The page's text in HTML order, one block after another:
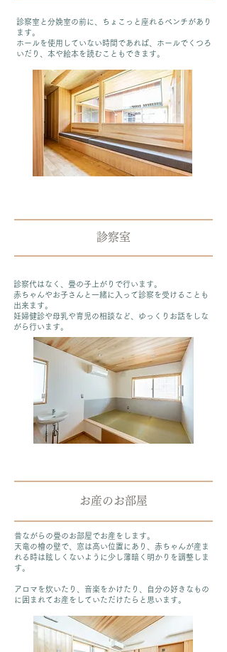
診察室と分娩室の前に、ちょこっと座れるベンチがあり
ます。
ホールを使用していない時間であれば、ホールでくつろ
いだり、本や絵本を読むこともできます。
診察室
診察代はなく、畳の子上がりで行います。
赤ちゃんやお子さんと一緒に入って診察を受けることも
出来ます。
妊婦健診や母乳や育児の相談など、ゆっくりお話をしな
がら行います。
お産のお部屋
昔ながらの畳のお部屋でお産をします。
天竜の檜の壁で、窓は高い位置にあり、赤ちゃんが産ま
れる時は眩しくないように少し薄暗く明かりを調整しま
す。
アロマを炊いたり、音楽をかけたり、自分の好きなもの
に囲まれてお産をしていただけたらと思います。